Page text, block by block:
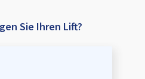
Sie Ihren Lift?